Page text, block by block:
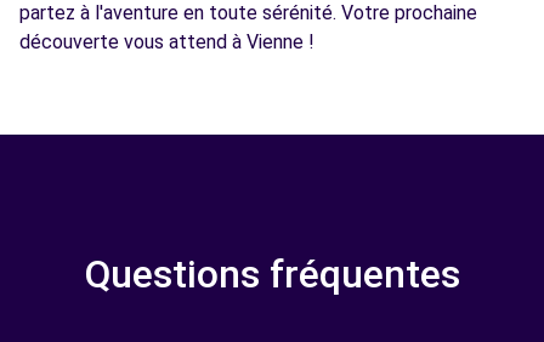
partez à l'aventure en toute sérénité. Votre prochaine
découverte vous attend à Vienne !
Questions fréquentes